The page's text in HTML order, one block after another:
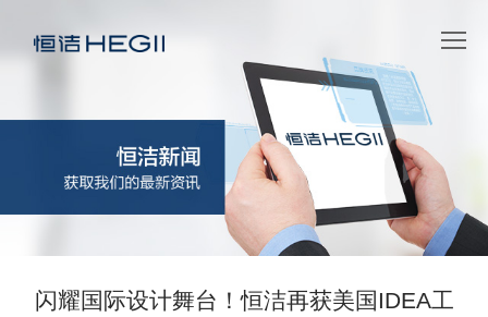
闪耀国际设计舞台！恒洁再获美国IDEA工